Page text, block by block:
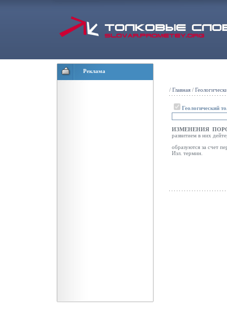
Реклама
/ Главная /
Геологический
ИЗМЕНЕНИЯ
развитием в них
образуются за счет
Изл. термин.